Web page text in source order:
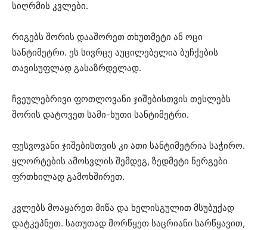
სიღრმის კვლები.
რიგებს შორის დააშორეთ თხუთმეტი ან ოცი
სანტიმეტრი. ეს სივრცე აუცილებელია ბუჩქების
თავისუფლად გასაზრდელად.
ჩვეულებრივი ფოთლოვანი ჯიშებისთვის თესლებს
შორის დატოვეთ სამი-ხუთი სანტიმეტრი.
ფესვოვანი ჯიშებისთვის კი ათი სანტიმეტრია საჭირო.
ყლორტების ამოსვლის შემდეგ, ზედმეტი ნერგები
ფრთხილად გამოხშირეთ.
კვლებს მოაყარეთ მიწა და ხელისგულით მსუბუქად
დატკეპნეთ. სათუთად მორწყეთ საცრიანი სარწყავით,